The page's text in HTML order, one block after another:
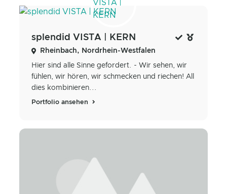
splendid VISTA | KERN
Rheinbach, Nordrhein-Westfalen
Hier sind alle Sinne gefordert. - Wir sehen, wir
fühlen, wir hören, wir schmecken und riechen! All
dies kombinieren...
Portfolio ansehen